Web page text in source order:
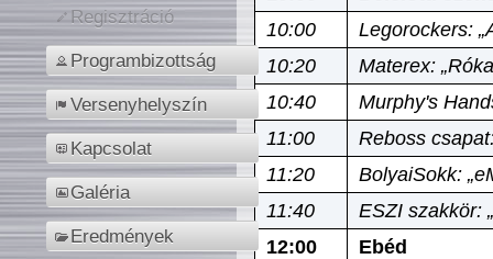
Regisztráció
Programbizottság
Versenyhelyszín
Kapcsolat
Galéria
Eredmények
10:00
Legorockers:
10:20
Materex:
10:40
Murphy's
11:00
Reboss
11:20
BolyaiSokk:
11:40
ESZI szakkör:
12:00
Ebéd